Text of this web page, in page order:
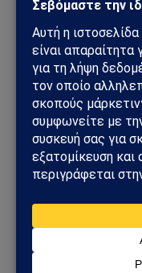
Ομοσπονδίας
βήμα του ΟΑΣΕ το
Τουρκία εδώ και
μέσω πολλών
χρηματοδοτούνται
Λυπηρή είναι ακόμα
Κυπριακής
αντιπροσωπεία
Fake News περί
εδάφη της
αποκαλείται από